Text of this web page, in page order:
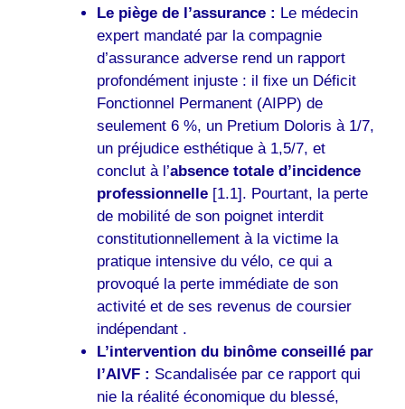
Le piège de l’assurance : Le médecin
expert mandaté par la compagnie
d’assurance adverse rend un rapport
profondément injuste : il fixe un Déficit
Fonctionnel Permanent (AIPP) de
seulement 6 %, un Pretium Doloris à 1/7,
un préjudice esthétique à 1,5/7, et
conclut à l’absence totale d’incidence
professionnelle[1.1]. Pourtant, la perte
de mobilité de son poignet interdit
constitutionnellement à la victime la
pratique intensive du vélo, ce qui a
provoqué la perte immédiate de son
activité et de ses revenus de coursier
indépendant .
L’intervention du binôme conseillé par
l’AIVF : Scandalisée par ce rapport qui
nie la réalité économique du blessé,